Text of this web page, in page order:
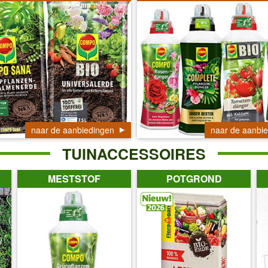
naar de aanbiedingen naar de
TUINACCESSOIRES
Productsuggestie
MESTSTOF
Productsuggestie
POTGROND